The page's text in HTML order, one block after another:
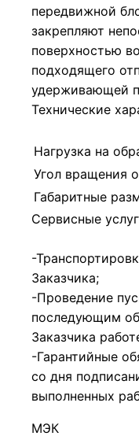
передвижной
закрепляют
поверхностью
подходящего
удерживающей
Технические
Нагрузка на
Угол вращения
Габаритные
Сервисные
-
Заказчика;
-Проведение
последующим
Заказчика
-Гарантийные
со дня
выполненных
МЭК